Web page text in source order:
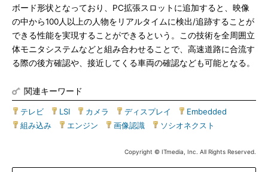
ボード形状となっており、PC拡張スロットに追加すると、映像
の中から100人以上の人物をリアルタイムに検出/追跡することが
できる性能を実現することができるという。この技術を全周囲立
体モニタシステムなどと組み合わせることで、高速道路に合流す
る際の後方確認や、接近してくる車両の確認なども可能となる。
関連キーワード
テレビ LSI カメラ ディスプレイ Embedded
組み込み
エンジン 画像認識 ソシオネクスト
Copyright © ITmedia, Inc. All Rights Reserved.